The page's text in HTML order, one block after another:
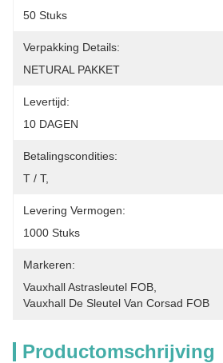
50 Stuks
Verpakking Details:
NETURAL PAKKET
Levertijd:
10 DAGEN
Betalingscondities:
T / T,
Levering Vermogen:
1000 Stuks
Markeren:
Vauxhall Astrasleutel FOB
Vauxhall De Sleutel Van Corsad FOB
Productomschrijving